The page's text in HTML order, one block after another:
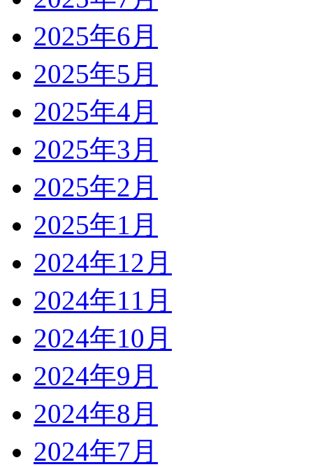
2025年6月
2025年5月
2025年4月
2025年3月
2025年2月
2025年1月
2024年12月
2024年11月
2024年10月
2024年9月
2024年8月
2024年7月